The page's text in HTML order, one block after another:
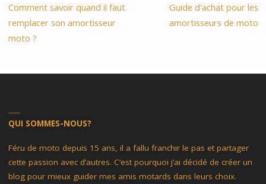
Comment savoir quand il faut
remplacer son amortisseur
moto ?
Guide d’achat pour les
amortisseurs de moto
QUI SOMMES-NOUS?
Féru de moto depuis 15 ans, il a fallu franchir le pas et partager
cette passion avec d’autres. C’est pourquoi j’ai décidé de créer un
blog pour mieux guider mes amis motards dans leurs choix.